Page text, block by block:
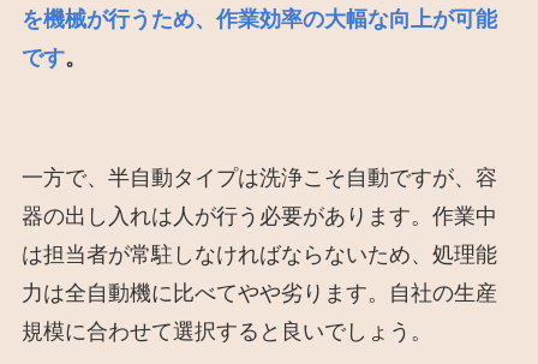
を機械が行うため、作業効率の大幅な向上が可能
です。
一方で、半自動タイプは洗浄こそ自動ですが、容
器の出し入れは人が行う必要があります。作業中
は担当者が常駐しなければならないため、処理能
力は全自動機に比べてやや劣ります。自社の生産
規模に合わせて選択すると良いでしょう。